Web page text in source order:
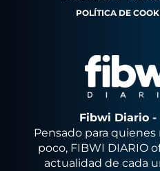
POLÍTICA DE
Fibwi Diario -
Pensado para
poco, FIBWI DIARIO
actualidad de cada